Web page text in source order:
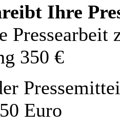
Ihre
Pressearbeit
350 €
Euro